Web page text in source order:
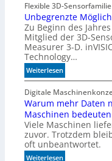
n
z
ä
z
i
s
o
n
f
ü
r
d
i
e
K
Flexible 3D-
Unbegrenzte
Zu Beginn des
Mitglied der 3D-
Measurer 3-D.
Technology…
Weiterlesen:
U
n
b
e
g
r
e
n
Digitale
Warum mehr Daten
Maschinen bedeuten
Viele Maschinen
zuvor. Trotzdem
oft unbeantwortet.
Weiterlesen: